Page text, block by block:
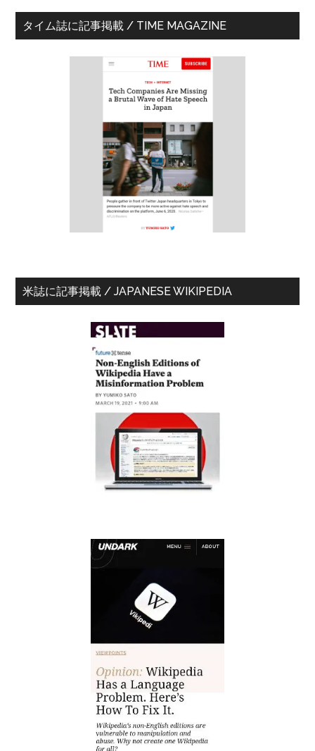
最
タイム誌に記事掲載 / TIME MAGAZINE
米誌に記事掲載 / JAPANESE WIKIPEDIA